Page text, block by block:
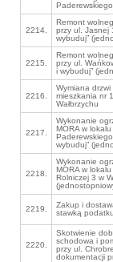
Paderewskiego
2214.
Remont
przy ul. Jasnej
wybuduj”
2215.
Remont
przy ul.
i wybuduj”
2216.
Wymiana
mieszkania nr
Wałbrzychu
2217.
Wykonanie
MORA w
wybuduj”
2218.
Wykonanie
MORA w
Rolniczej 3 w
2219.
Zakup i
stawką
2220.
Skotwienie
schodowa i
przy ul.
dokumentacji